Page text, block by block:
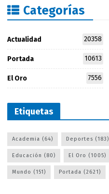
Categorías
Actualidad 20358
Portada 10613
El Oro 7556
Etiquetas
Academia (64) Deportes (183)
Educación (80) El Oro (1005)
Mundo (151) Portada (2621)